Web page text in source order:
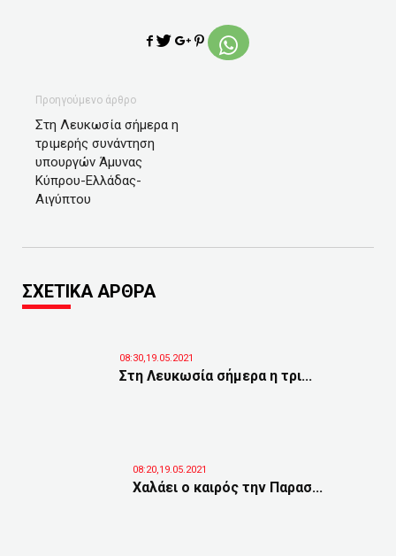
Προηγούμενο άρθρο
Στη Λευκωσία σήμερα η
τριμερής συνάντηση
υπουργών Άμυνας
Κύπρου-Ελλάδας-
Αιγύπτου
ΣΧΕΤΙΚΑ ΑΡΘΡΑ
08:30,19.05.2021
Στη Λευκωσία σήμερα η τρι...
08:20,19.05.2021
Χαλάει ο καιρός την Παρασ...